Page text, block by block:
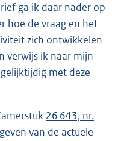
ga ik daar nader op
hoe de vraag en het
zich ontwikkelen
verwijs ik naar mijn
met deze
26 643, nr.
van de actuele